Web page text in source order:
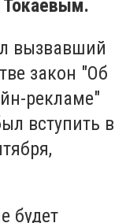
вызвавший
закон "Об
рекламе"
вступить в
будет